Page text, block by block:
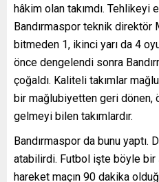
hâkim olan takımdı. Tehlikeyi
Bandırmaspor teknik direktör
bitmeden 1, ikinci yarı da 4
önce dengelendi sonra
çoğaldı. Kaliteli takımlar
bir mağlubiyetten geri dönen,
gelmeyi bilen takımlardır.
Bandırmaspor da bunu
atabilirdi. Futbol işte böyle bir
hareket maçın 90 dakika